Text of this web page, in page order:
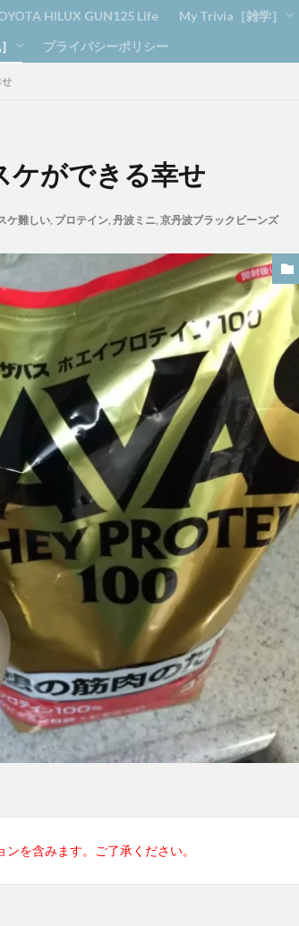
グ
テナンス
HILUX GUN125 Life My Trivia［雑学］
ス アフロ
プライバシーポリシー
ケができる幸せ
ケ難しい, プロテイン, 丹波ミニ, 京丹波ブラックビーンズ
を含みます。ご了承ください。